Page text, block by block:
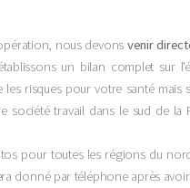
nous devons venir
un bilan complet sur
risques pour votre santé mais
société travail dans le sud de la
pour toutes les régions du
donné par téléphone après